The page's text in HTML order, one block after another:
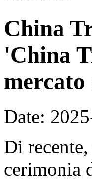
China
'China
Date:
Di
cerimonia